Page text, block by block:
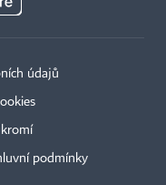
údajů
podmínky